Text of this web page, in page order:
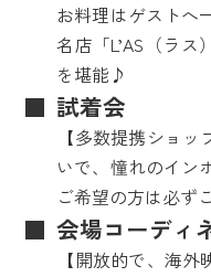
お料理はゲストへ
名店「L’AS（ラ
を堪能♪
試着会
【多数提携ショ
いで、憧れのイン
ご希望の方は必ず
会場コーディ
【開放的で、海